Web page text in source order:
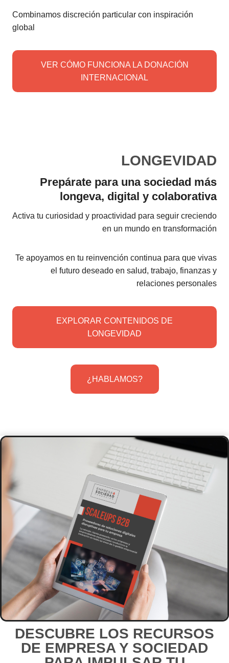
Combinamos discreción particular con inspiración
global
VER CÓMO FUNCIONA LA DONACIÓN
INTERNACIONAL
LONGEVIDAD
Prepárate para una sociedad más
longeva, digital y colaborativa
Activa tu curiosidad y proactividad para seguir creciendo
en un mundo en transformación
Te apoyamos en tu reinvención continua para que vivas
el futuro deseado en salud, trabajo, finanzas y
relaciones personales
EXPLORAR CONTENIDOS DE
LONGEVIDAD
¿HABLAMOS?
DESCUBRE LOS RECURSOS
DE EMPRESA Y SOCIEDAD